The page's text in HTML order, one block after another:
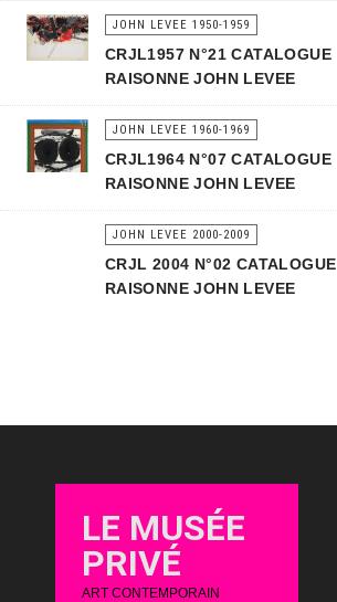
JOHN LEVEE 1950-1959
CRJL1957 N°21 CATALOGUE
RAISONNE JOHN LEVEE
JOHN LEVEE 1960-1969
CRJL1964 N°07 CATALOGUE
RAISONNE JOHN LEVEE
JOHN LEVEE 2000-2009
CRJL 2004 N°02 CATALOGUE
RAISONNE JOHN LEVEE
LE MUSÉE
PRIVÉ
ART CONTEMPORAIN